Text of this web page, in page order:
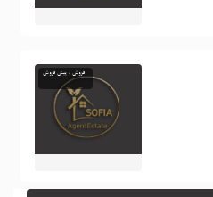
فروش ، پیش فروش